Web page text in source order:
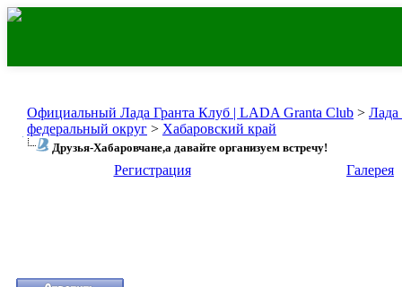
Официальный Лада Гранта Клуб | LADA Granta Club > Лада
федеральный округ > Хабаровский край
Друзья-Хабаровчане,а давайте организуем встречу!
Регистрация Галерея